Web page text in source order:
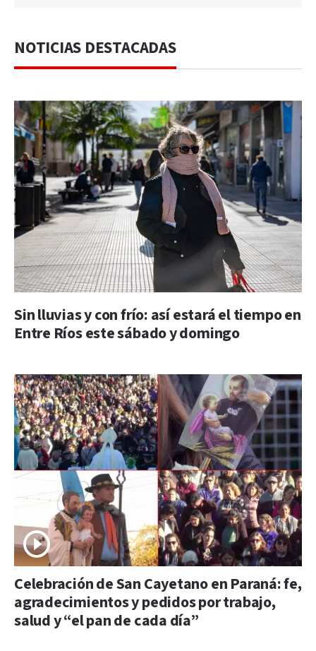
NOTICIAS DESTACADAS
Sin lluvias y con frío: así estará el tiempo en
Entre Ríos este sábado y domingo
Celebración de San Cayetano en Paraná: fe,
agradecimientos y pedidos por trabajo,
salud y “el pan de cada día”